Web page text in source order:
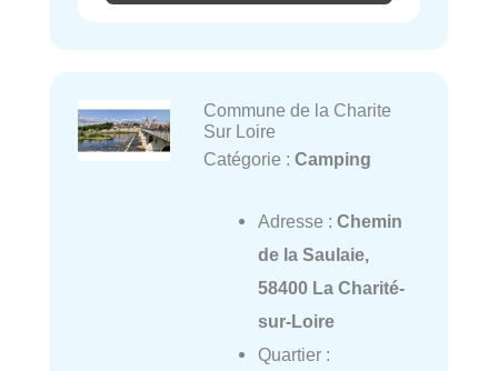
Commune de la Charite
Sur Loire
Catégorie : Camping
Adresse : Chemin
de la Saulaie,
58400 La Charité-
sur-Loire
Quartier :